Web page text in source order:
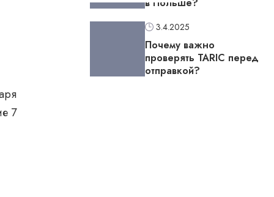
7
3.4.2025
Почему важно
проверять TARIC перед
отправкой?